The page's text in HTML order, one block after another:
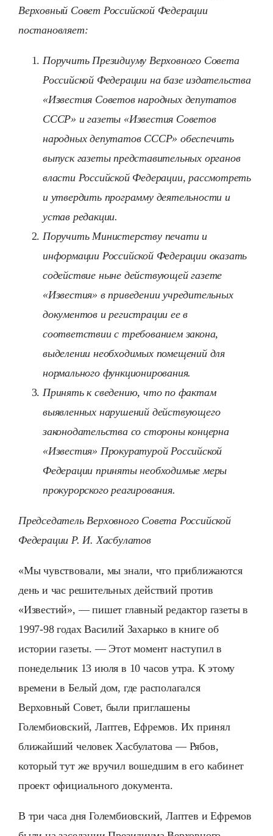
Верховный Совет Российской Федерации
постановляет:
Поручить Президиуму Верховного Совета
Российской Федерации на базе издательства
«Известия Советов народных депутатов
СССР» и газеты «Известия Советов
народных депутатов СССР» обеспечить
выпуск газеты представительных органов
власти Российской Федерации, рассмотреть
и утвердить программу деятельности и
устав редакции.
Поручить Министерству печати и
информации Российской Федерации оказать
содействие ныне действующей газете
«Известия» в приведении учредительных
документов и регистрации ее в
соответствии с требованием закона,
выделении необходимых помещений для
нормального функционирования.
Принять к сведению, что по фактам
выявленных нарушений действующего
законодательства со стороны концерна
«Известия» Прокуратурой Российской
Федерации приняты необходимые меры
прокурорского реагирования.
Председатель Верховного Совета Российской
Федерации Р. И. Хасбулатов
«Мы чувствовали, мы знали, что приближаются
день и час решительных действий против
«Известий», — пишет главный редактор газеты в
1997-98 годах Василий Захарько в книге об
истории газеты. — Этот момент наступил в
понедельник 13 июля в 10 часов утра. К этому
времени в Белый дом, где располагался
Верховный Совет, были приглашены
Голембиовский, Лаптев, Ефремов. Их принял
ближайший человек Хасбулатова — Рябов,
который тут же вручил вошедшим в его кабинет
проект официального документа.
В три часа дня Голембиовский, Лаптев и Ефремов